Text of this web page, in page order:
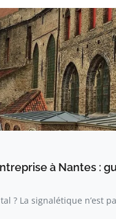
à Nantes :
? La signalétique n’est